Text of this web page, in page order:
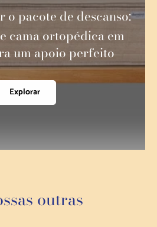
o pacote de descanso:
cama ortopédica em
um apoio perfeito
Explorar
outras